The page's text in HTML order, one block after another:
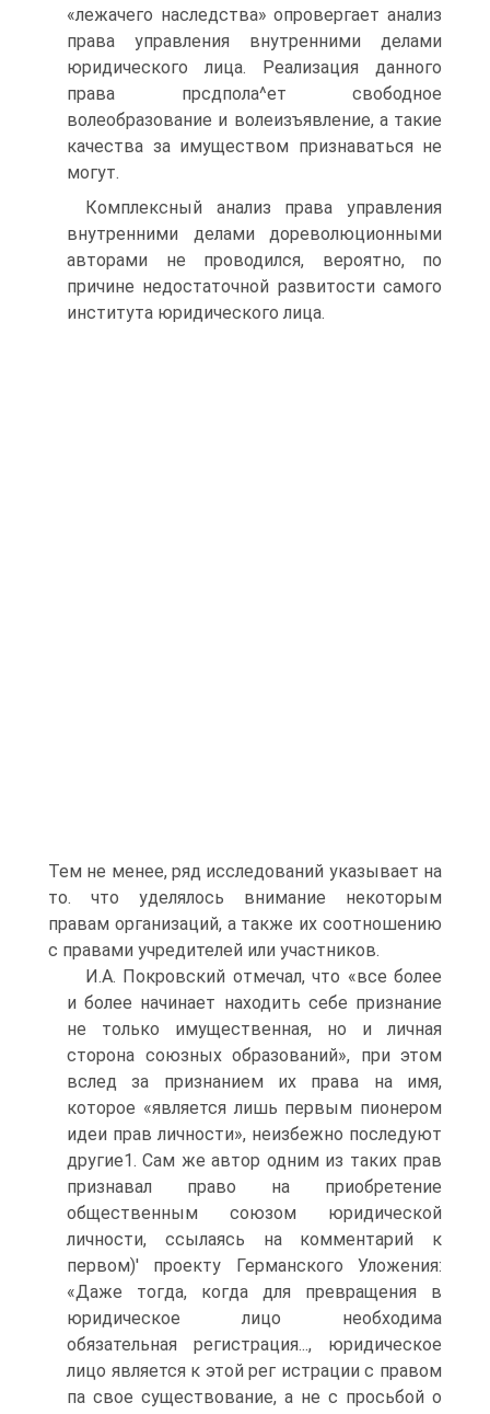
«лежачего наследства» опровергает анализ
права управления внутренними делами
юридического лица. Реализация данного
права прсдпола^ет свободное
волеобразование и волеизъявление, а такие
качества за имуществом признаваться не
могут.
Комплексный анализ права управления
внутренними делами дореволюционными
авторами не проводился, вероятно, по
причине недостаточной развитости самого
института юридического лица.
Тем не менее, ряд исследований указывает на
то. что уделялось внимание некоторым
правам организаций, а также их соотношению
с правами учредителей или участников.
И.А. Покровский отмечал, что «все более
и более начинает находить себе признание
не только имущественная, но и личная
сторона союзных образований», при этом
вслед за признанием их права на имя,
которое «является лишь первым пионером
идеи прав личности», неизбежно последуют
другие1. Сам же автор одним из таких прав
признавал право на приобретение
общественным союзом юридической
личности, ссылаясь на комментарий к
первом)' проекту Германского Уложения:
«Даже тогда, когда для превращения в
юридическое лицо необходима
обязательная регистрация..., юридическое
лицо является к этой рег истрации с правом
па свое существование, а не с просьбой о